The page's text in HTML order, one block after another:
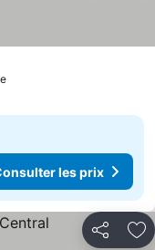
Consulter les prix
prix
les prix
Partager